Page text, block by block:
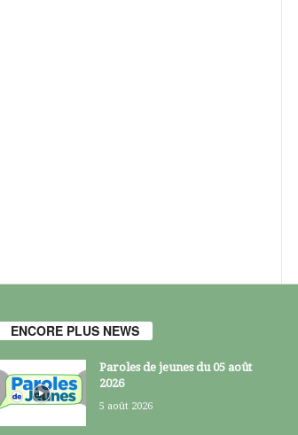
ENCORE PLUS NEWS
Paroles de jeunes du 05 août
2026
5 août 2026